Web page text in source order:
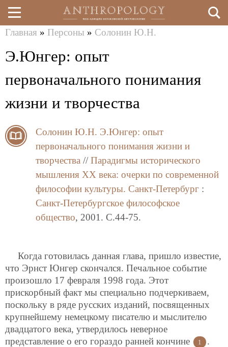
Перейти
к
здесь
Главная » Персоны » Солонин Ю.Н.
Э.Юнгер: опыт
первоначального понимания
жизни и творчества
Солонин Ю.Н. Э.Юнгер: опыт
первоначального понимания жизни и
творчества // Парадигмы исторического
мышления ХХ века: очерки по современной
философии культуры. Санкт-Петербург :
Санкт-Петербургское философское
общество, 2001. C.44-75.
Когда готовилась данная глава, пришло известие,
что Эрнст Юнгер скончался. Печальное событие
произошло 17 февраля 1998 года. Этот
прискорбный факт мы специально подчеркиваем,
поскольку в ряде русских изданий, посвященных
крупнейшему немецкому писателю и мыслителю
двадцатого века, утвердилось неверное
представление о его гораздо ранней кончине
1
.